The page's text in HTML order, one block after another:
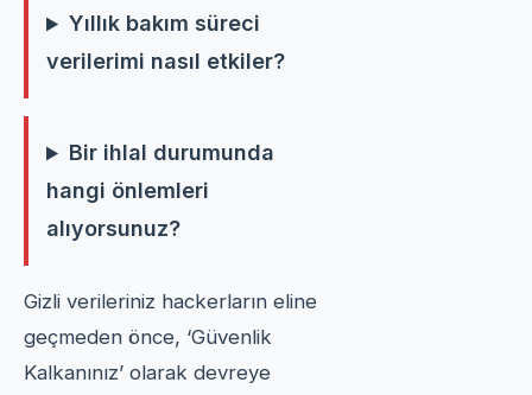
Yıllık bakım süreci
verilerimi nasıl etkiler?
Bir ihlal durumunda
hangi önlemleri
alıyorsunuz?
Gizli verileriniz hackerların eline
geçmeden önce, ‘Güvenlik
Kalkanınız’ olarak devreye